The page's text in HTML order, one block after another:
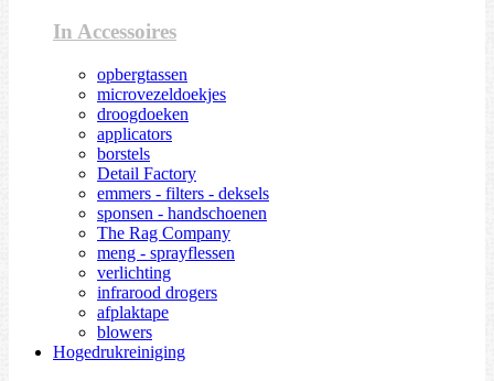
In Accessoires
opbergtassen
microvezeldoekjes
droogdoeken
applicators
borstels
Detail Factory
emmers - filters - deksels
sponsen - handschoenen
The Rag Company
meng - sprayflessen
verlichting
infrarood drogers
afplaktape
blowers
Hogedrukreiniging